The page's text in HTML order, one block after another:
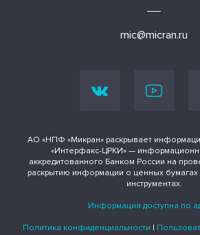
mic@micran.ru
АО «НПФ «Микран» раскрывает
«Интерфакс-ЦРКИ» —
аккредитованного Банком России на
раскрытию информации о ценных
инструментах.
Информация доступна по
Политика конфиденциальности |